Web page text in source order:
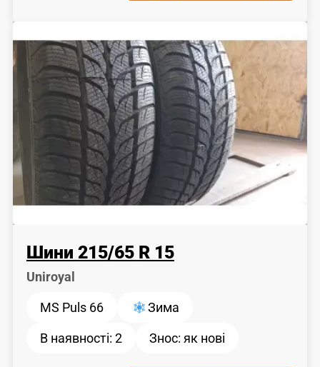
Шини 215/65 R 15
Uniroyal
MS Puls 66 Зима
В наявності: 2 Знос: як новi